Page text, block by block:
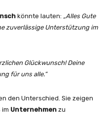
könnte lauten: „Alles Gute
zuverlässige Unterstützung im
Glückwunsch! Deine
für uns alle.“
den Unterschied. Sie zeigen
im Unternehmen zu